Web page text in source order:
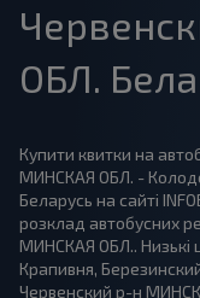
ОБЛ.
Купити квитки на
МИНСКАЯ ОБЛ. -
Беларусь на сайті
розклад автобусних
МИНСКАЯ ОБЛ.. Низькі
Крапивня,
Червенский р-н